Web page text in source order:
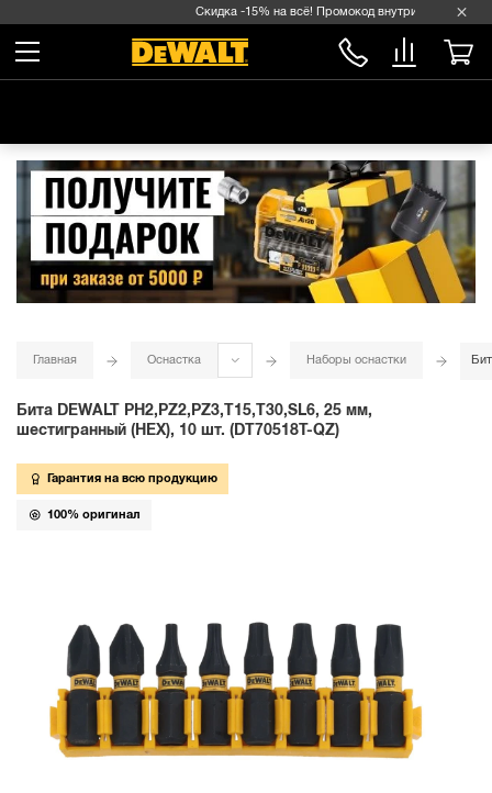
Скидка -15% на всё! Промокод внутри →
Главная Оснастка Наборы оснастки
Бита DEWALT PH2,PZ2,PZ3,T15,T30,SL6, 25 мм,
шестигранный (HEX), 10 шт. (DT70518T-QZ)
Гарантия на всю продукцию
100% оригинал